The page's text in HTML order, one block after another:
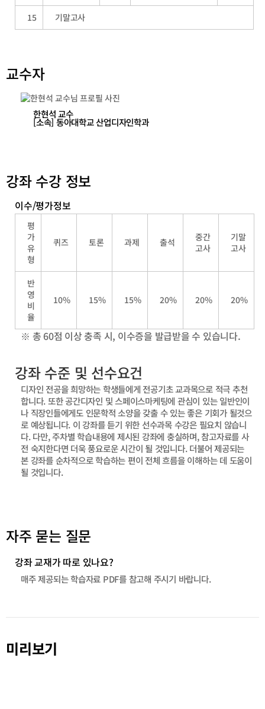
15
기말고사
교수자
한현석교수
[소속] 동아대학교 산업디자인학과
강좌 수강 정보
이수/평가정보
평
가
유
형
퀴즈 토론 과제 출석
중간
고사
기말
고사
반
영
비
율
10% 15% 15% 20% 20% 20%
※ 총 60점 이상 충족 시, 이수증을 발급받을 수 있습니다.
강좌 수준 및 선수요건
디자인 전공을 희망하는 학생들에게 전공기초 교과목으로 적극 추천
합니다. 또한 공간디자인 및 스페이스마케팅에 관심이 있는 일반인이
나 직장인들에게도 인문학적 소양을 갖출 수 있는 좋은 기회가 될것으
로 예상됩니다. 이 강좌를 듣기 위한 선수과목 수강은 필요치 않습니
다. 다만, 주차별 학습내용에 제시된 강좌에 충실하며, 참고자료를 사
전 숙지한다면 더욱 풍요로운 시간이 될 것입니다. 더불어 제공되는
본 강좌를 순차적으로 학습하는 편이 전체 흐름을 이해하는 데 도움이
될 것입니다.
자주 묻는 질문
강좌 교재가 따로 있나요?
매주 제공되는 학습자료 PDF를 참고해 주시기 바랍니다.
미리보기